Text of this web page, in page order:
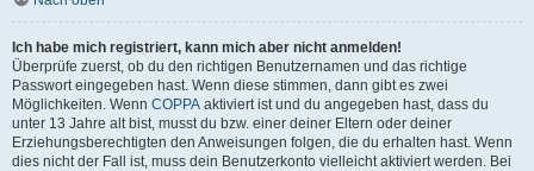
Ich habe mich registriert, kann mich aber nicht anmelden!
Überprüfe zuerst, ob du den richtigen Benutzernamen und das richtige
Passwort eingegeben hast. Wenn diese stimmen, dann gibt es zwei
Möglichkeiten. Wenn COPPA aktiviert ist und du angegeben hast, dass du
unter 13 Jahre alt bist, musst du bzw. einer deiner Eltern oder deiner
Erziehungsberechtigten den Anweisungen folgen, die du erhalten hast. Wenn
dies nicht der Fall ist, muss dein Benutzerkonto vielleicht aktiviert werden. Bei